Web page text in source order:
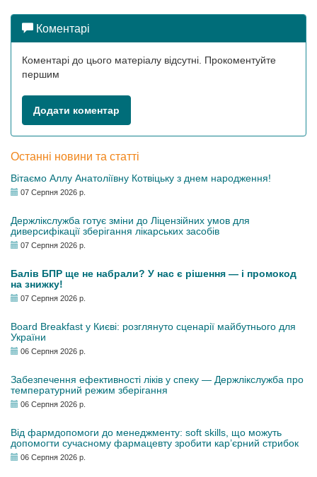
Коментарі
Коментарі до цього матеріалу відсутні. Прокоментуйте
першим
Додати коментар
Останні новини та статті
Вітаємо Аллу Анатоліївну Котвіцьку з днем народження!
07 Серпня 2026 р.
Держлікслужба готує зміни до Ліцензійних умов для
диверсифікації зберігання лікарських засобів
07 Серпня 2026 р.
Балів БПР ще не набрали? У нас є рішення — і промокод
на знижку!
07 Серпня 2026 р.
Board Breakfast у Києві: розглянуто сценарії майбутнього для
України
06 Серпня 2026 р.
Забезпечення ефективності ліків у спеку — Держлікслужба про
температурний режим зберігання
06 Серпня 2026 р.
Від фармдопомоги до менеджменту: soft skills, що можуть
допомогти сучасному фармацевту зробити кар’єрний стрибок
06 Серпня 2026 р.